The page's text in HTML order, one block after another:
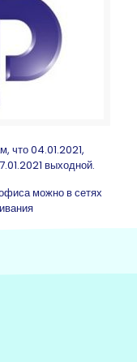
что 04.01.2021,
выходной.
можно в сетях